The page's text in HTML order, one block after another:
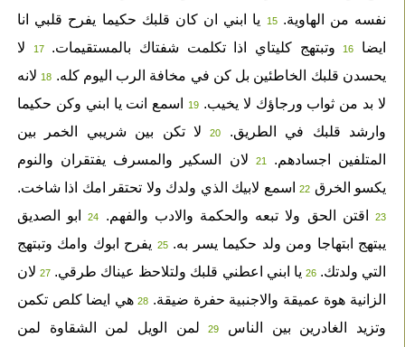
نفسه من الهاوية. 15يا ابني ان كان قلبك حكيما يفرح قلبي انا
ايضا
16وتبتهج كليتاي اذا تكلمت شفتاك بالمستقيمات. 17لا
يحسدن قلبك الخاطئين بل كن في مخافة الرب اليوم كله. 18لانه
لا بد من ثواب ورجاؤك لا يخيب. 19اسمع انت يا ابني وكن حكيما
وارشد قلبك في الطريق.
20لا تكن بين شريبي الخمر بين
المتلفين اجسادهم.
21لان السكير والمسرف يفتقران والنوم
يكسو الخرق 22اسمع لابيك الذي ولدك ولا تحتقر امك اذا شاخت.
23اقتن الحق ولا تبعه والحكمة والادب والفهم. 24ابو الصديق
يبتهج ابتهاجا ومن ولد حكيما يسر به. 25يفرح ابوك وامك وتبتهج
التي ولدتك. 26يا ابني اعطني قلبك ولتلاحظ عيناك طرقي. 27لان
الزانية هوة عميقة والاجنبية حفرة ضيقة. 28هي ايضا كلص تكمن
وتزيد الغادرين بين الناس
29لمن الويل لمن الشقاوة لمن